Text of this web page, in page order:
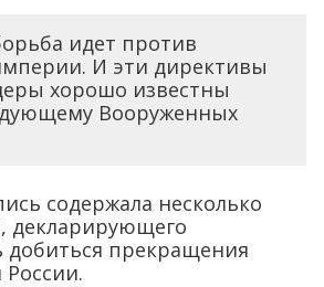
идет против
И эти директивы
хорошо известны
Вооруженных
содержала несколько
декларирующего
добиться прекращения